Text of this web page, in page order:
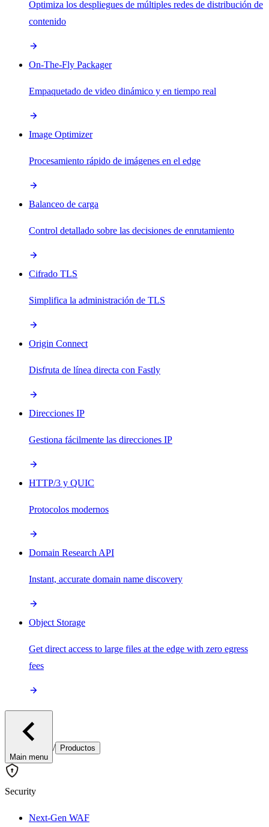
Optimiza los despliegues de múltiples redes de distribución de
contenido
On-The-Fly Packager
Empaquetado de video dinámico y en tiempo real
Image Optimizer
Procesamiento rápido de imágenes en el edge
Balanceo de carga
Control detallado sobre las decisiones de enrutamiento
Cifrado TLS
Simplifica la administración de TLS
Origin Connect
Disfruta de línea directa con Fastly
Direcciones IP
Gestiona fácilmente las direcciones IP
HTTP/3 y QUIC
Protocolos modernos
Domain Research API
Instant, accurate domain name discovery
Object Storage
Get direct access to large files at the edge with zero egress
fees
Main menu
/ Productos
Security
Next-Gen WAF